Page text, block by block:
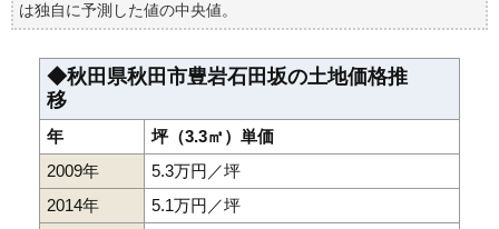
は独自に予測した値の中央値。
◆秋田県秋田市豊岩石田坂の土地価格推
移
年
坪（3.3㎡）単価
2009年
5.3万円／坪
2014年
5.1万円／坪